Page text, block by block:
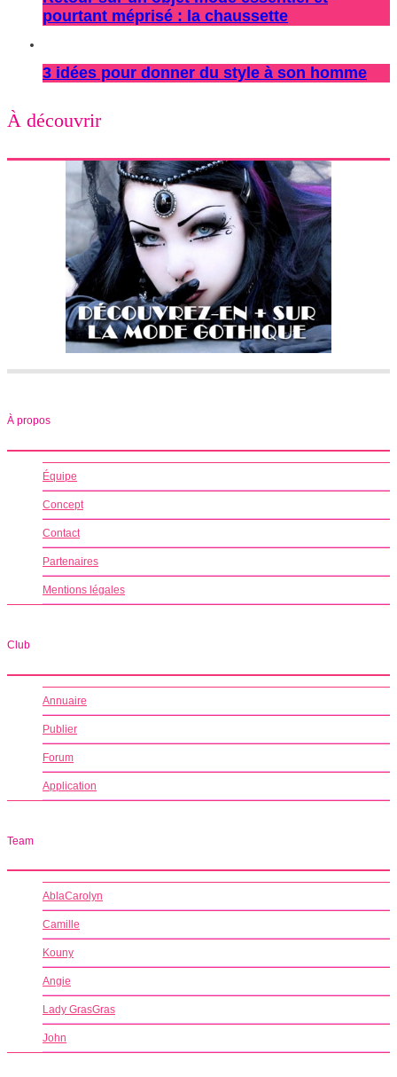
pourtant méprisé : la chaussette
3 idées pour donner du style à son homme
À découvrir
À propos
Équipe
Concept
Contact
Partenaires
Mentions légales
Club
Annuaire
Publier
Forum
Application
Team
AblaCarolyn
Camille
Kouny
Angie
Lady GrasGras
John